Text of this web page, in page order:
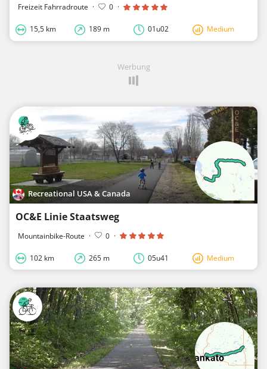
Freizeit Fahrradroute · 0 ·
15,5 km 189 m 01u02 Medium
Werbung
Recreational USA & Canada
OC&E Linie Staatsweg
Mountainbike-Route · 0 ·
102 km 265 m 05u41 Medium